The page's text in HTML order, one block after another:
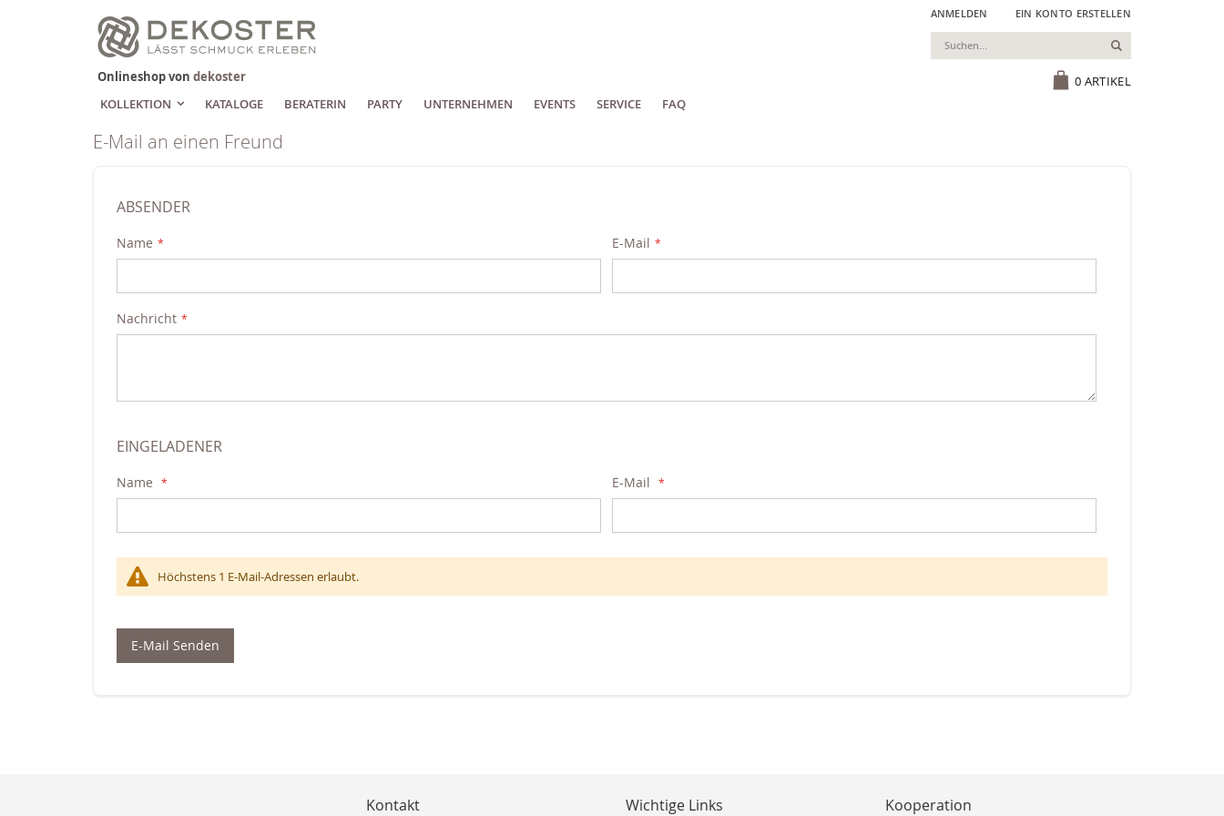
Zum
Inhalt
springen
ANMELDEN EIN KONTO ERSTELLEN
0 ARTIKEL
Suchen
Onlineshop von dekoster
KOLLEKTION
KATALOGE BERATERIN PARTY UNTERNEHMEN EVENTS SERVICE FAQ
E-Mail an einen Freund
ABSENDER
Name E-Mail
Nachricht
EINGELADENER
Name E-Mail
Höchstens 1 E-Mail-Adressen erlaubt.
E-Mail Senden
Kontakt Wichtige Links Kooperation